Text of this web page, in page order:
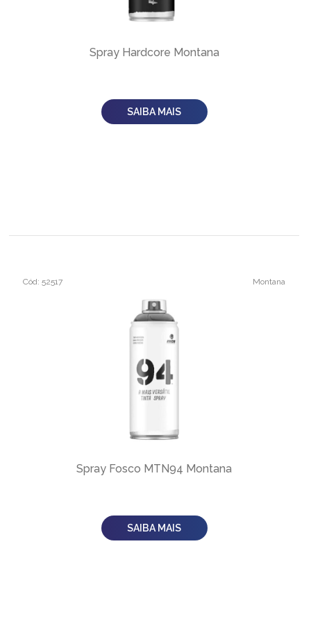
Spray Hardcore Montana
SAIBA MAIS
Cód: 52517 Montana
Spray Fosco MTN94 Montana
SAIBA MAIS